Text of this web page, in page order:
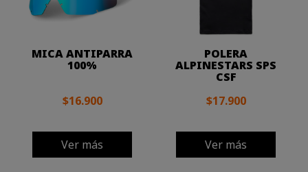
MICA ANTIPARRA
100%
$16.900
Ver más
POLERA
ALPINESTARS SPS
CSF
$17.900
Ver más